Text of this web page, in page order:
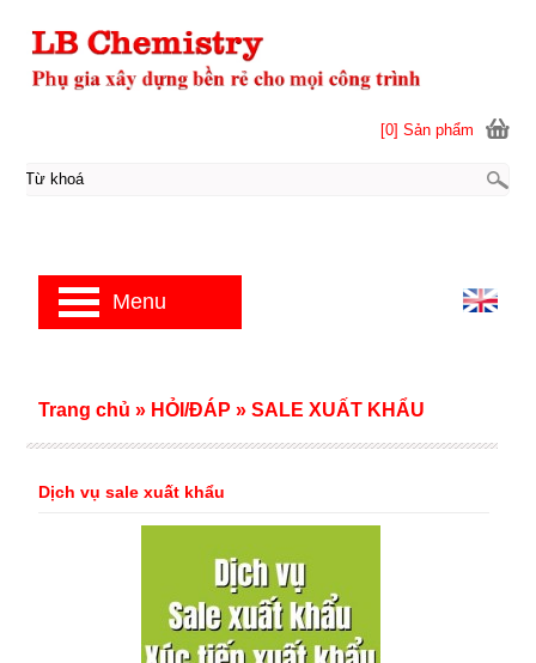
Dịch vụ sale xuất khẩu
Trang chủ » HỎI/ĐÁP » SALE XUẤT KHẨU
[0] Sản phẩm
Menu